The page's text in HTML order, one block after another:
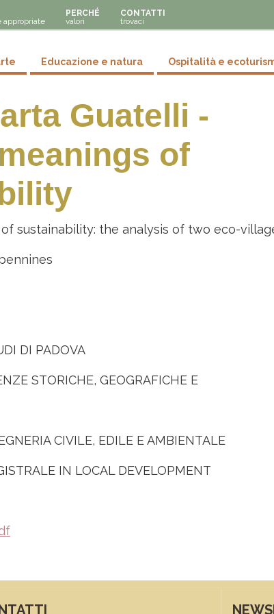
appropriate
PERCHÉ
valori
CONTATTI
trovaci
Educazione e natura Ospitalità e
Guatelli -
of
sustainability: the analysis of two eco-
DI PADOVA
STORICHE, GEOGRAFICHE E
CIVILE, EDILE E AMBIENTALE
IN LOCAL DEVELOPMENT